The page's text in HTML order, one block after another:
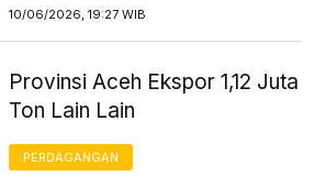
10/06/2026, 19:27 WIB
Provinsi Aceh Ekspor 1,12 Juta
Ton Lain Lain
PERDAGANGAN